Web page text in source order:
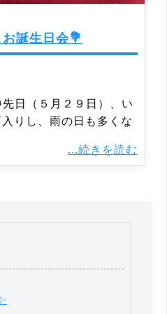
誕生日会💐
日（５月２９日）、い
りし、雨の日も多くな
...続きを読む